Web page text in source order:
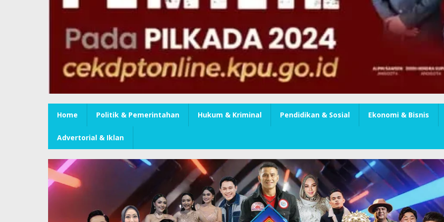
Home Politik & Pemerintahan Hukum & Kriminal Pendidikan & Sosial Ekonomi & Bisnis
Advertorial & Iklan